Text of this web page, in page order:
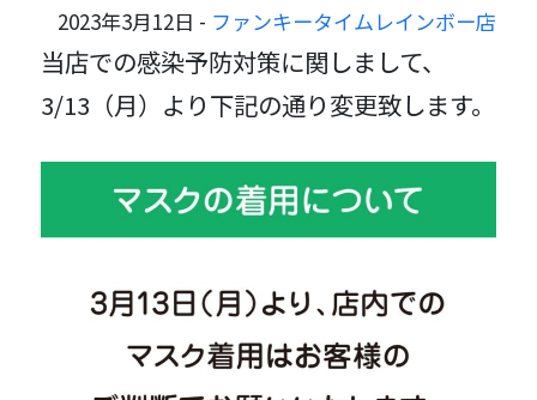
2023年3月12日 - ファンキータイムレインボー店
当店での感染予防対策に関しまして、
3/13（月）より下記の通り変更致します。